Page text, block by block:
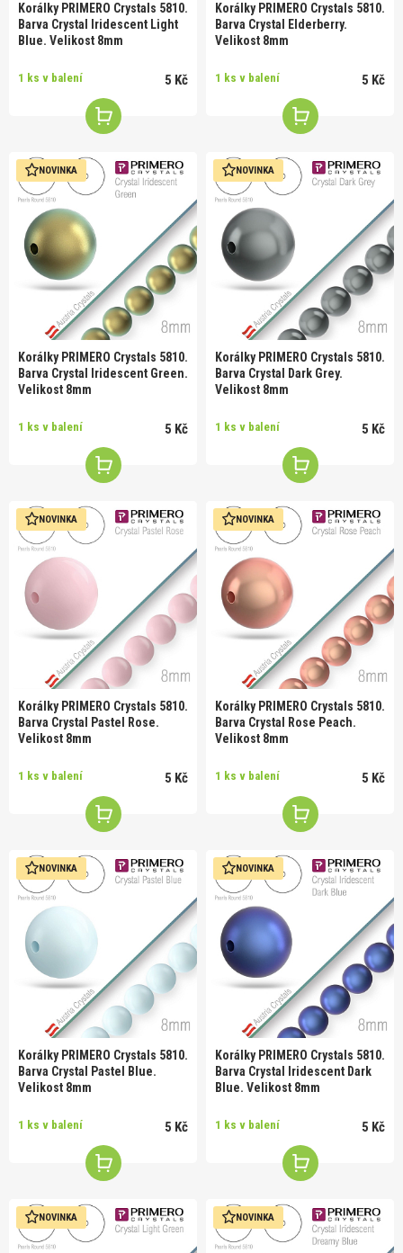
Korálky PRIMERO Crystals 5810.
Barva Crystal Iridescent Light
Blue. Velikost 8mm
1 ks v balení 5 Kč
Korálky PRIMERO Crystals 5810.
Barva Crystal Elderberry.
Velikost 8mm
1 ks v balení 5 Kč
NOVINKA
Korálky PRIMERO Crystals 5810.
Barva Crystal Iridescent Green.
Velikost 8mm
1 ks v balení 5 Kč
NOVINKA
Korálky PRIMERO Crystals 5810.
Barva Crystal Dark Grey.
Velikost 8mm
1 ks v balení 5 Kč
NOVINKA
Korálky PRIMERO Crystals 5810.
Barva Crystal Pastel Rose.
Velikost 8mm
1 ks v balení 5 Kč
NOVINKA
Korálky PRIMERO Crystals 5810.
Barva Crystal Rose Peach.
Velikost 8mm
1 ks v balení 5 Kč
NOVINKA
Korálky PRIMERO Crystals 5810.
Barva Crystal Pastel Blue.
Velikost 8mm
1 ks v balení 5 Kč
NOVINKA
Korálky PRIMERO Crystals 5810.
Barva Crystal Iridescent Dark
Blue. Velikost 8mm
1 ks v balení 5 Kč
NOVINKA NOVINKA